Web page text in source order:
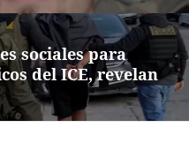
sociales para
del ICE, revelan